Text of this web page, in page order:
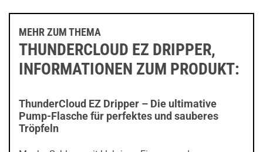
MEHR ZUM THEMA
THUNDERCLOUD EZ DRIPPER,
INFORMATIONEN ZUM PRODUKT:
ThunderCloud EZ Dripper – Die ultimative
Pump-Flasche für perfektes und sauberes
Tröpfeln